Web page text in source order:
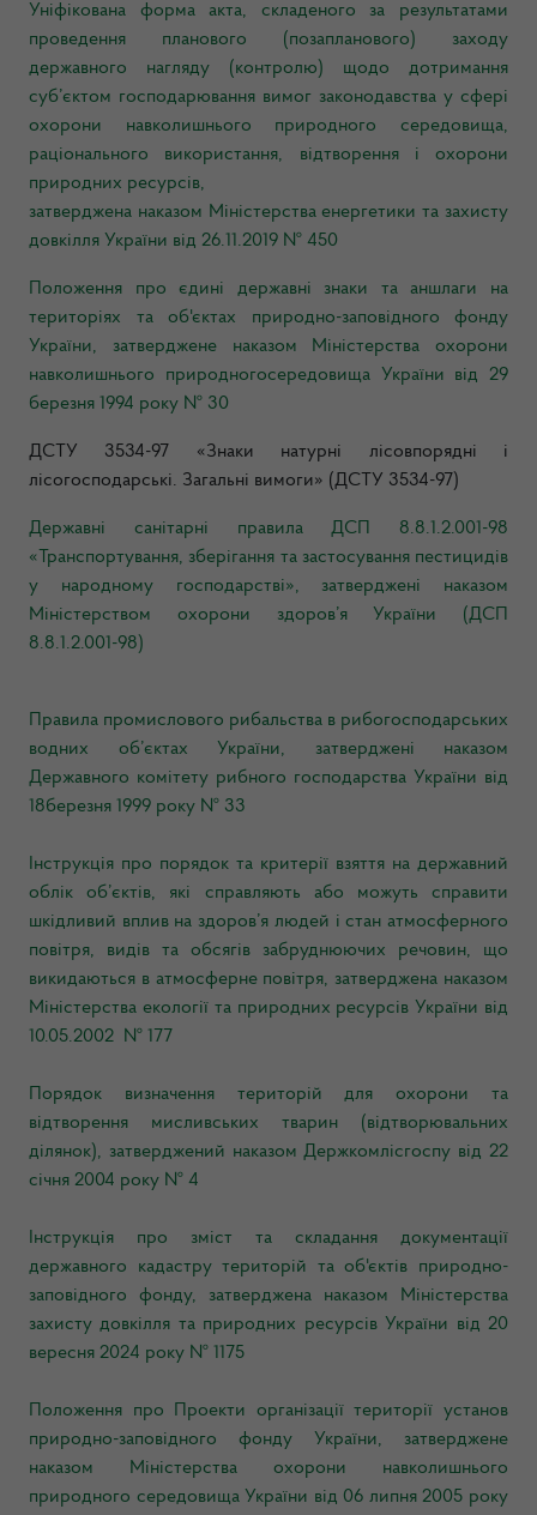
Уніфікована форма акта, складеного за результатами
проведення планового (позапланового) заходу
державного нагляду (контролю) щодо дотримання
суб’єктом господарювання вимог законодавства у сфері
охорони навколишнього природного середовища,
раціонального використання, відтворення і охорони
природних ресурсів,
затверджена наказом Міністерства енергетики та захисту
довкілля України від 26.11.2019 № 450
Положення про єдині державні знаки та аншлаги на
територіях та об'єктах природно-заповідного фонду
України, затверджене наказом Міністерства охорони
навколишнього природногосередовища України від 29
березня 1994 року № 30
ДСТУ 3534-97 «Знаки натурні лісовпорядні і
лісогосподарські. Загальні вимоги» (ДСТУ 3534-97)
Державні санітарні правила ДСП 8.8.1.2.001-98
«Транспортування, зберігання та застосування пестицидів
у народному господарстві», затверджені наказом
Міністерством охорони здоров’я України (ДСП
8.8.1.2.001-98)
Правила промислового рибальства в рибогосподарських
водних об’єктах України, затверджені наказом
Державного комітету рибного господарства України від
18березня 1999 року № 33
Інструкція про порядок та критерії взяття на державний
облік об’єктів, які справляють або можуть справити
шкідливий вплив на здоров’я людей і стан атмосферного
повітря, видів та обсягів забруднюючих речовин, що
викидаються в атмосферне повітря, затверджена наказом
Міністерства екології та природних ресурсів України від
10.05.2002 № 177
Порядок визначення територій для охорони та
відтворення мисливських тварин (відтворювальних
ділянок), затверджений наказом Держкомлісгоспу від 22
січня 2004 року № 4
Інструкція про зміст та складання документації
державного кадастру територій та об'єктів природно-
заповідного фонду, затверджена наказом Міністерства
захисту довкілля та природних ресурсів України від 20
вересня 2024 року № 1175
Положення про Проекти організації території установ
природно-заповідного фонду України, затверджене
наказом Міністерства охорони навколишнього
природного середовища України від 06 липня 2005 року